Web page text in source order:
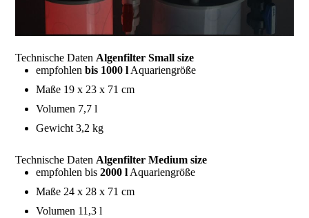
Technische Daten Algenfilter Small size
empfohlenbis 1000 l Aquariengröße
Maße 19 x 23 x 71 cm
Volumen 7,7 l
Gewicht 3,2 kg
Technische Daten Algenfilter Medium size
empfohlen bis2000 l Aquariengröße
Maße 24 x 28 x 71 cm
Volumen 11,3 l